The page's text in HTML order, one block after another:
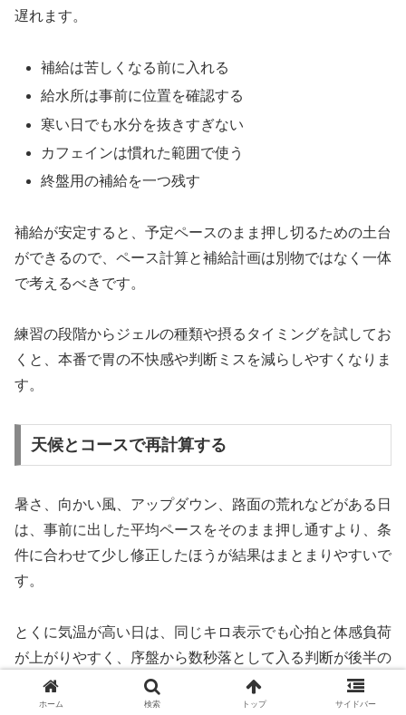
遅れます。
補給は苦しくなる前に入れる
給水所は事前に位置を確認する
寒い日でも水分を抜きすぎない
カフェインは慣れた範囲で使う
終盤用の補給を一つ残す
補給が安定すると、予定ペースのまま押し切るための土台
ができるので、ペース計算と補給計画は別物ではなく一体
で考えるべきです。
練習の段階からジェルの種類や摂るタイミングを試してお
くと、本番で胃の不快感や判断ミスを減らしやすくなりま
す。
天候とコースで再計算する
暑さ、向かい風、アップダウン、路面の荒れなどがある日
は、事前に出した平均ペースをそのまま押し通すより、条
件に合わせて少し修正したほうが結果はまとまりやすいで
す。
とくに気温が高い日は、同じキロ表示でも心拍と体感負荷
が上がりやすく、序盤から数秒落として入る判断が後半の
大失速を防ぐことがあります。
ホーム 検索 トップ サイドバー